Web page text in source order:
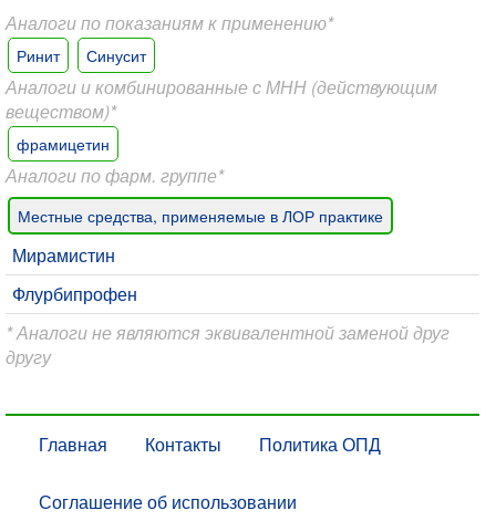
Аналоги по показаниям к применению*
Ринит Синусит
Аналоги и комбинированные с МНН (действующим
веществом)*
фрамицетин
Аналоги по фарм. группе*
Местные средства, применяемые в ЛОР практике
Мирамистин
Флурбипрофен
* Аналоги не являются эквивалентной заменой друг
другу
Главная Контакты Политика ОПД
Соглашение об использовании